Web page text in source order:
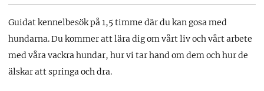
Guidat kennelbesök på 1,5 timme där du kan gosa med
hundarna. Du kommer att lära dig om vårt liv och vårt arbete
med våra vackra hundar, hur vi tar hand om dem och hur de
älskar att springa och dra.